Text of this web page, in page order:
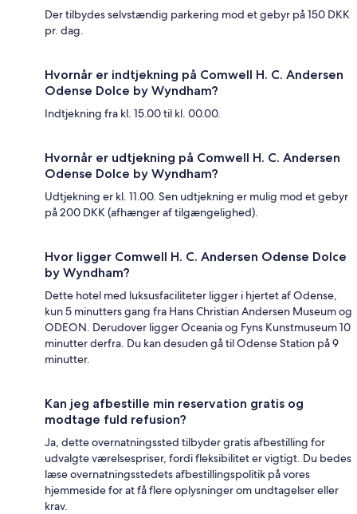
Der tilbydes selvstændig parkering mod et gebyr på 150 DKK
pr. dag.
Hvornår er indtjekning på Comwell H. C. Andersen
Odense Dolce by Wyndham?
Indtjekning fra kl. 15.00 til kl. 00.00.
Hvornår er udtjekning på Comwell H. C. Andersen
Odense Dolce by Wyndham?
Udtjekning er kl. 11.00. Sen udtjekning er mulig mod et gebyr
på 200 DKK (afhænger af tilgængelighed).
Hvor ligger Comwell H. C. Andersen Odense Dolce
by Wyndham?
Dette hotel med luksusfaciliteter ligger i hjertet af Odense,
kun 5 minutters gang fra Hans Christian Andersen Museum og
ODEON. Derudover ligger Oceania og Fyns Kunstmuseum 10
minutter derfra. Du kan desuden gå til Odense Station på 9
minutter.
Kan jeg afbestille min reservation gratis og
modtage fuld refusion?
Ja, dette overnatningssted tilbyder gratis afbestilling for
udvalgte værelsespriser, fordi fleksibilitet er vigtigt. Du bedes
læse overnatningsstedets afbestillingspolitik på vores
hjemmeside for at få flere oplysninger om undtagelser eller
krav.